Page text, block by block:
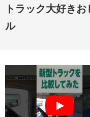
トラック大好き
ル